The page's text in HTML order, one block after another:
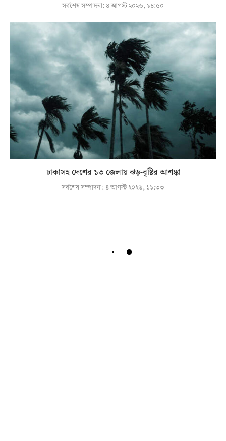
সর্বশেষ সম্পাদনা: ৪ আগস্ট ২০২৬, ১৪:৫০
ঢাকাসহ দেশের ১৩ জেলায় ঝড়-বৃষ্টির আশঙ্কা
সর্বশেষ সম্পাদনা: ৪ আগস্ট ২০২৬, ১১:৩৩